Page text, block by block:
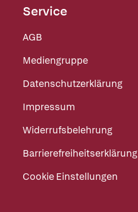
Service
AGB
Mediengruppe
Datenschutzerklärung
Impressum
Widerrufsbelehrung
Barrierefreiheitserklärung
Cookie Einstellungen